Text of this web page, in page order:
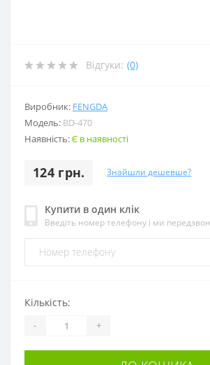
Відгуки: (0)
Виробник: FENGDA
Модель: BD-470
Наявність:Є в наявності
124 грн. Знайшли дешевше?
Купити в один клік
Введіть номер телефону і ми
Кількість:
- +